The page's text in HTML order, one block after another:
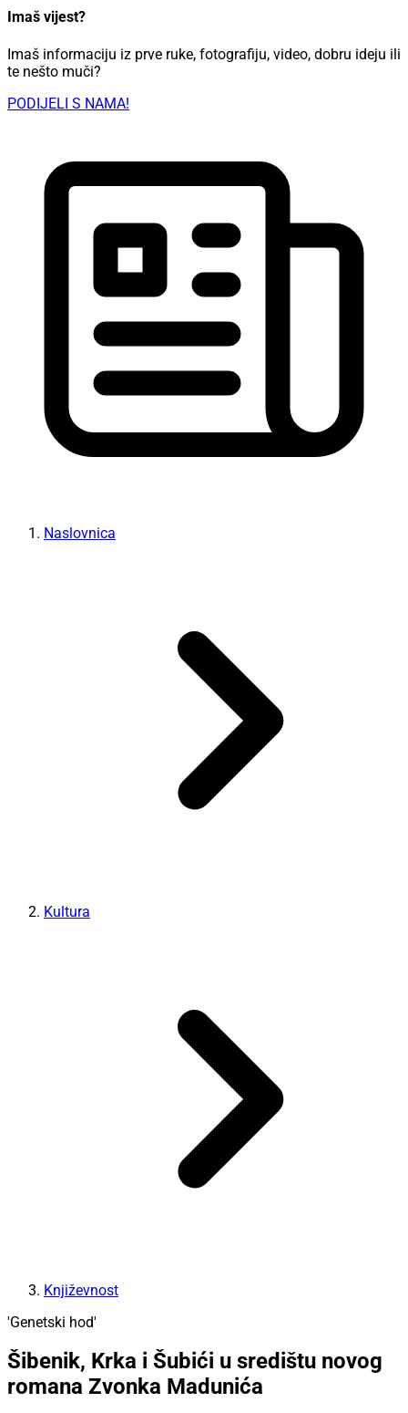
Imaš vijest?
Imaš informaciju iz prve ruke, fotografiju, video, dobru ideju ili
te nešto muči?
PODIJELI S NAMA!
Naslovnica
Kultura
Književnost
'Genetski hod'
Šibenik, Krka i Šubići u središtu novog
romana Zvonka Madunića